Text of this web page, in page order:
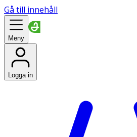
Gå till innehåll
Meny
Logga in